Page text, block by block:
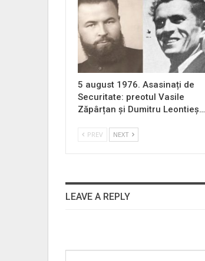
5 august 1976. Asasinați de
Securitate: preotul Vasile
Zăpârțan și Dumitru Leontieș…
PREV NEXT
LEAVE A REPLY